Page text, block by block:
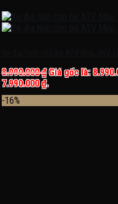
8.990.000₫ Giá gốc là:
7.990.000 ₫.
-16%